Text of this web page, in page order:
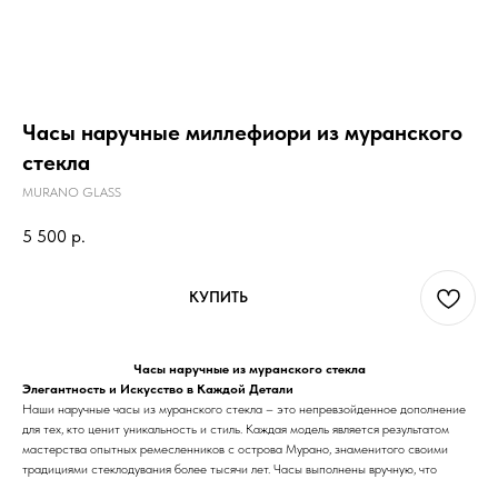
Часы наручные миллефиори из муранского
стекла
MURANO GLASS
5 500 р.
КУПИТЬ
Часы наручные из муранского стекла
Элегантность и Искусство в Каждой Детали
Наши наручные часы из муранского стекла – это непревзойденное дополнение
для тех, кто ценит уникальность и стиль. Каждая модель является результатом
мастерства опытных ремесленников с острова Мурано, знаменитого своими
традициями стеклодувания более тысячи лет. Часы выполнены вручную, что